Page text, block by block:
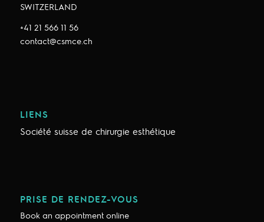
SWITZERLAND
+41 21 566 11 56
contact@csmce.ch
LIENS
Société suisse de chirurgie esthétique
PRISE DE RENDEZ-VOUS
Book an appointment online